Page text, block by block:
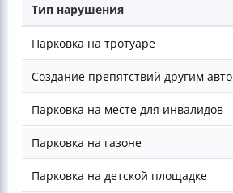
Тип нарушения
Парковка на тротуаре
Создание препятствий другим авто
Парковка на месте для инвалидов
Парковка на газоне
Парковка на детской площадке